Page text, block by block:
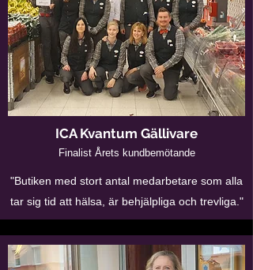
ICA Kvantum Gällivare
Finalist Årets kundbemötande
"Butiken med stort antal medarbetare som alla
tar sig tid att hälsa, är behjälpliga och trevliga."